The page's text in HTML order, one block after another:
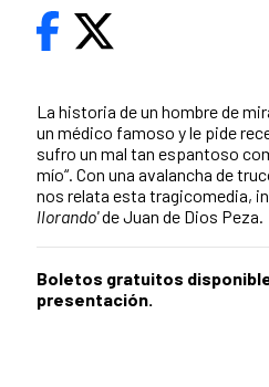
La historia de un hombre de
un médico famoso y le pide
sufro un mal tan espantoso
mío“. Con una avalancha de
nos relata esta tragicomedia,
llorando'de Juan de Dios Peza.
Boletos gratuitos
presentación.